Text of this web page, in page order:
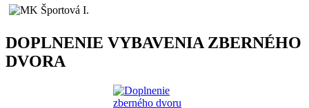
DOPLNENIE VYBAVENIA ZBERNÉHO
DVORA